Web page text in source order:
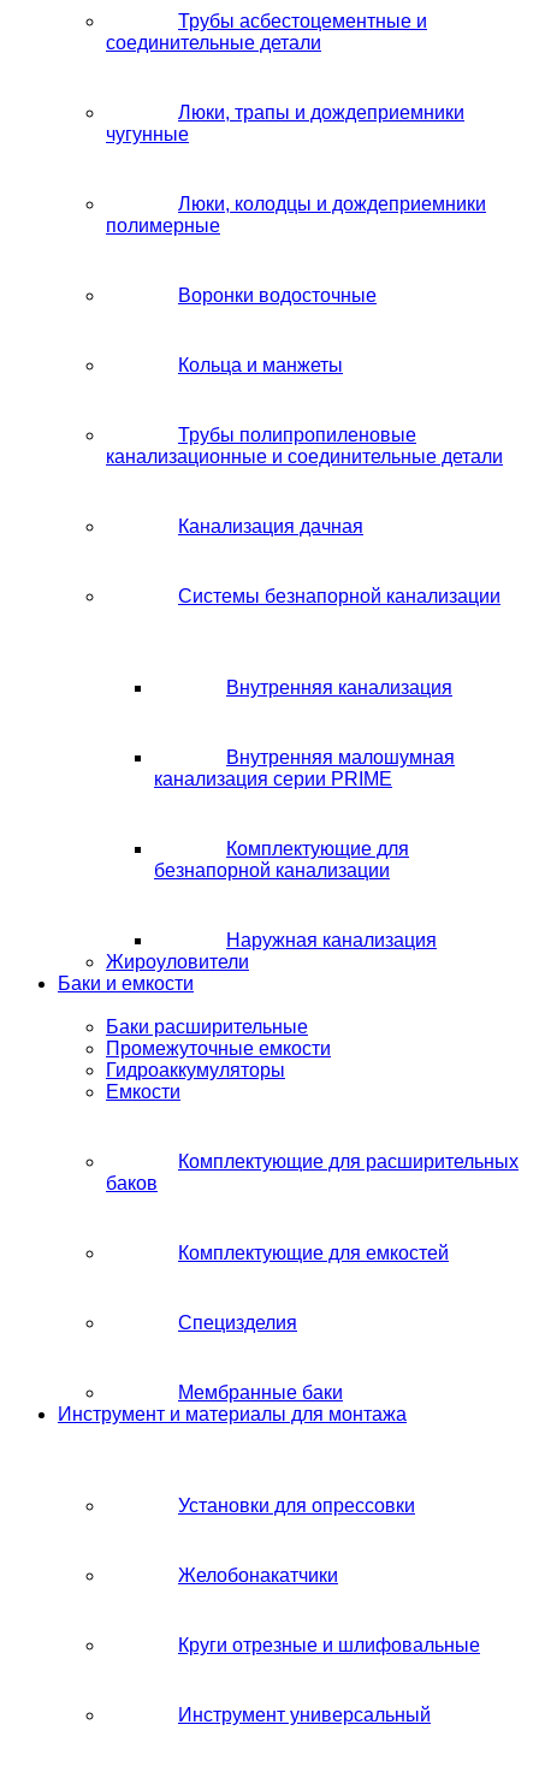
Трубы асбестоцементные и
соединительные детали
Люки, трапы и дождеприемники
чугунные
Люки, колодцы и дождеприемники
полимерные
Воронки водосточные
Кольца и манжеты
Трубы полипропиленовые
канализационные и соединительные детали
Канализация дачная
Системы безнапорной канализации
Внутренняя канализация
Внутренняя малошумная
канализация серии PRIME
Комплектующие для
безнапорной канализации
Наружная канализация
Жироуловители
Баки и емкости
Баки расширительные
Промежуточные емкости
Гидроаккумуляторы
Емкости
Комплектующие для расширительных
баков
Комплектующие для емкостей
Специзделия
Мембранные баки
Инструмент и материалы для монтажа
Установки для опрессовки
Желобонакатчики
Круги отрезные и шлифовальные
Инструмент универсальный